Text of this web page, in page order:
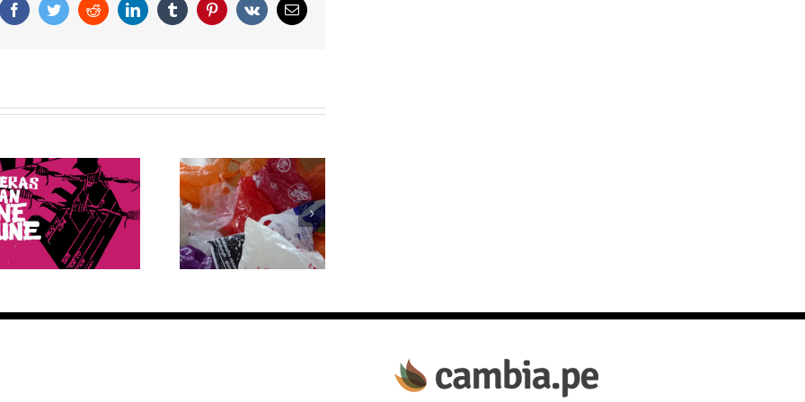
FacebookTwitterRedditLinkedInTumblrPinterestVk
Correo
Bolsas de plástico: 5
datos que debes
saber sobre su
producción y
consumo
¿Cuáles fueron las
reacciones en el
mundo ante el retiro
de EE.UU. del
Acuerdo de París?